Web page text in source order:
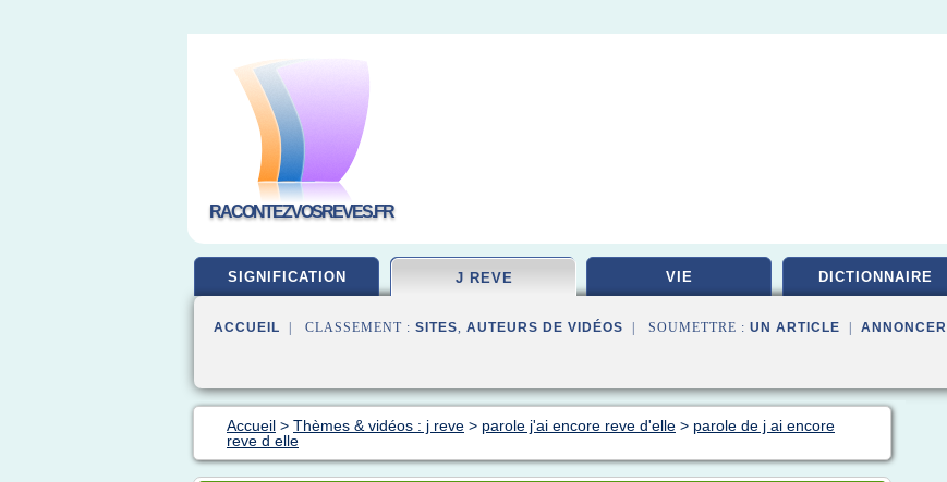
RACONTEZVOSREVES.FR
SIGNIFICATION J REVE VIE DICTIONNAIRE
ACCUEIL | CLASSEMENT : SITES, AUTEURS DE VIDÉOS | SOUMETTRE : UN ARTICLE ANNONCER
Accueil > Thèmes & vidéos : j reve > parole j'ai encore reve d'elle > parole de j ai encore
reve d elle